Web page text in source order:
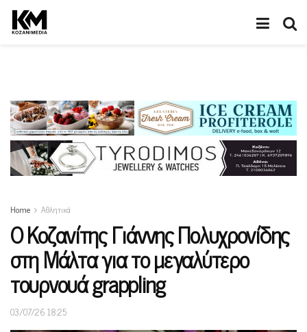
Home Αθλητικά
Ο Κοζανίτης Γιάννης Πολυχρονίδης
στη Μάλτα για το μεγαλύτερο
τουρνουά grappling
03/07/26 18:25